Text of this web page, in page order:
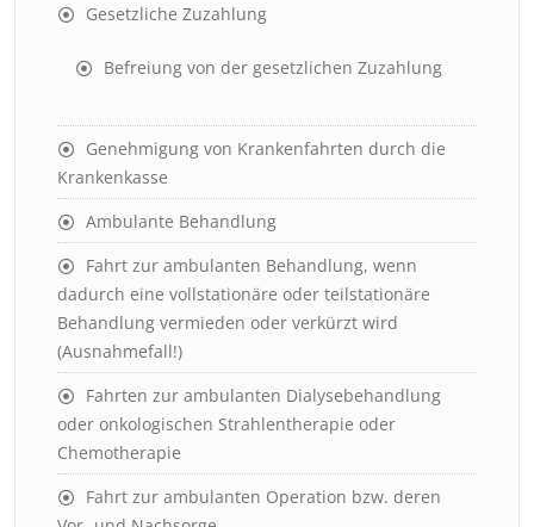
Gesetzliche Zuzahlung
Befreiung von der gesetzlichen Zuzahlung
Genehmigung von Krankenfahrten durch die
Krankenkasse
Ambulante Behandlung
Fahrt zur ambulanten Behandlung, wenn
dadurch eine vollstationäre oder teilstationäre
Behandlung vermieden oder verkürzt wird
(Ausnahmefall!)
Fahrten zur ambulanten Dialysebehandlung
oder onkologischen Strahlentherapie oder
Chemotherapie
Fahrt zur ambulanten Operation bzw. deren